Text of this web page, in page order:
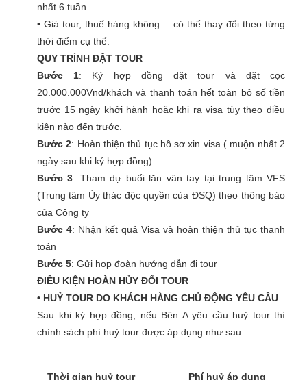
nhất 6 tuần.
• Giá tour, thuế hàng không… có thể thay đổi theo từng
thời điểm cụ thể.
QUY TRÌNH ĐẶT TOUR
Bước 1: Ký hợp đồng đặt tour và đặt cọc
20.000.000Vnđ/khách và thanh toán hết toàn bộ số tiền
trước 15 ngày khởi hành hoặc khi ra visa tùy theo điều
kiện nào đến trước.
Bước 2: Hoàn thiện thủ tục hồ sơ xin visa ( muộn nhất 2
ngày sau khi ký hợp đồng)
Bước 3: Tham dự buổi lăn vân tay tại trung tâm VFS
(Trung tâm Ủy thác độc quyền của ĐSQ) theo thông báo
của Công ty
Bước 4: Nhận kết quả Visa và hoàn thiện thủ tục thanh
toán
Bước 5: Gửi họp đoàn hướng dẫn đi tour
ĐIỀU KIỆN HOÀN HỦY ĐỔI TOUR
• HUỶ TOUR DO KHÁCH HÀNG CHỦ ĐỘNG YÊU CẦU
Sau khi ký hợp đồng, nếu Bên A yêu cầu huỷ tour thì
chính sách phí huỷ tour được áp dụng như sau:
Thời gian huỷ tour Phí huỷ áp dụng